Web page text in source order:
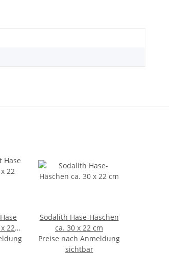
22
Sodalith Hase-Häschen
ca. 30 x 22 cm
Preise nach Anmeldung
sichtbar